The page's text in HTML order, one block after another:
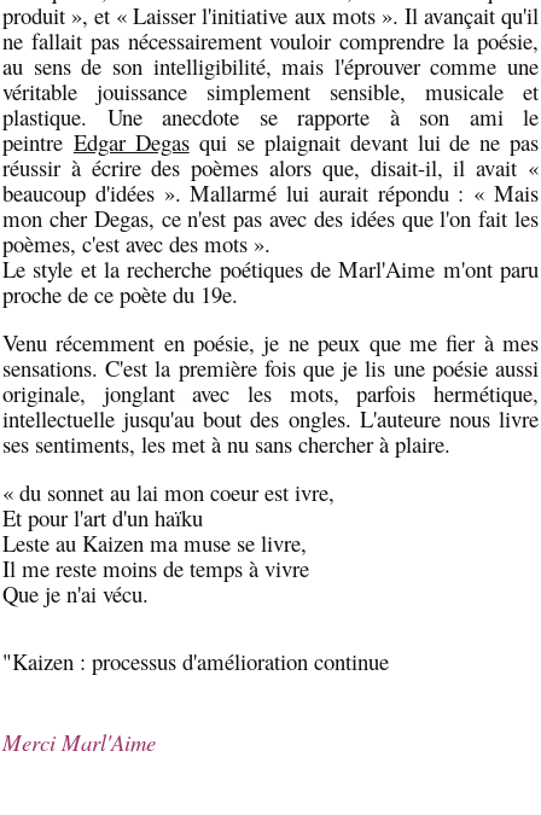
produit », et « Laisser l'initiative aux mots ». Il avançait qu'il
ne fallait pas nécessairement vouloir comprendre la poésie,
au sens de son intelligibilité, mais l'éprouver comme une
véritable jouissance simplement sensible, musicale et
plastique. Une anecdote se rapporte à son ami le
peintre Edgar Degasqui se plaignait devant lui de ne pas
réussir à écrire des poèmes alors que, disait-il, il avait «
beaucoup d'idées ». Mallarmé lui aurait répondu : « Mais
mon cher Degas, ce n'est pas avec des idées que l'on fait les
poèmes, c'est avec des mots ».
Le style et la recherche poétiques de Marl'Aime m'ont paru
proche de ce poète du 19e.
Venu récemment en poésie, je ne peux que me fier à mes
sensations. C'est la première fois que je lis une poésie aussi
originale, jonglant avec les mots, parfois hermétique,
intellectuelle jusqu'au bout des ongles. L'auteure nous livre
ses sentiments, les met à nu sans chercher à plaire.
« du sonnet au lai mon coeur est ivre,
Et pour l'art d'un haïku
Leste au Kaizen ma muse se livre,
Il me reste moins de temps à vivre
Que je n'ai vécu.
"Kaizen : processus d'amélioration continue
Merci Marl'Aime